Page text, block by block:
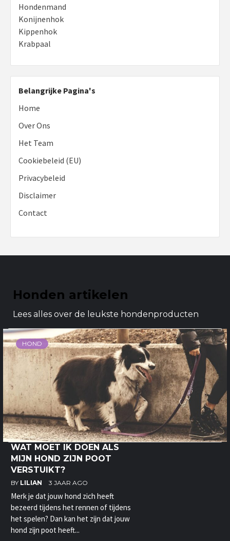
Hondenmand
Konijnenhok
Kippenhok
Krabpaal
Belangrijke Pagina's
Home
Over Ons
Het Team
Cookiebeleid (EU)
Privacybeleid
Disclaimer
Contact
Honden artikelen
Lees alles over de leukste hondenproducten
HOND
WAT MOET IK DOEN ALS
MIJN HOND ZIJN POOT
VERSTUIKT?
BY LILIAN 3 JAAR AGO
Merk je dat jouw hond zich heeft
bezeerd tijdens het rennen of tijdens
het spelen? Dan kan het zijn dat jouw
hond zijn poot heeft...